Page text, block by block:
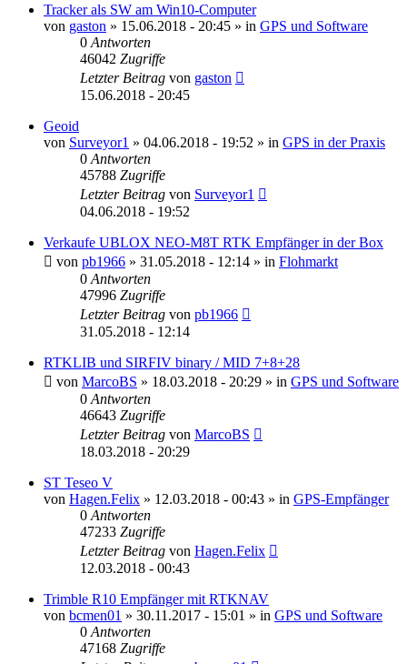
Tracker als SW am Win10-Computer
von gaston » 15.06.2018 - 20:45 » in GPS und Software
0 Antworten
46042 Zugriffe
Letzter Beitrag von gaston
15.06.2018 - 20:45
Geoid
von Surveyor1 » 04.06.2018 - 19:52 » in GPS in der Praxis
0 Antworten
45788 Zugriffe
Letzter Beitrag von Surveyor1
04.06.2018 - 19:52
Verkaufe UBLOX NEO-M8T RTK Empfänger in der Box
von pb1966 » 31.05.2018 - 12:14 » in Flohmarkt
0 Antworten
47996 Zugriffe
Letzter Beitrag von pb1966
31.05.2018 - 12:14
RTKLIB und SIRFIV binary / MID 7+8+28
von MarcoBS » 18.03.2018 - 20:29 » in GPS und Software
0 Antworten
46643 Zugriffe
Letzter Beitrag von MarcoBS
18.03.2018 - 20:29
ST Teseo V
von Hagen.Felix » 12.03.2018 - 00:43 » in GPS-Empfänger
0 Antworten
47233 Zugriffe
Letzter Beitrag von Hagen.Felix
12.03.2018 - 00:43
Trimble R10 Empfänger mit RTKNAV
von bcmen01 » 30.11.2017 - 15:01 » in GPS und Software
0 Antworten
47168 Zugriffe